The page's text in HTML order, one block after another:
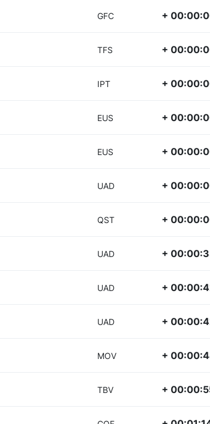
GFC +
TFS +
IPT +
EUS +
EUS +
UAD +
QST +
UAD +
UAD +
UAD +
MOV +
TBV +